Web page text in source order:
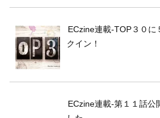
ECzine連載-TOP３０に
クイン！
ECzine連載-第１１話公